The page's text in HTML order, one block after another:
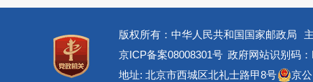
版权所有：中华人民共和国国家邮政局
京ICP备案08008301号 政府网站识别码
地址: 北京市西城区北礼士路甲8号
京